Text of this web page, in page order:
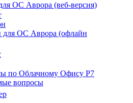
ОС Аврора (веб-версия)
для ОС Аврора (офлайн
по Облачному Офису Р7
вопросы